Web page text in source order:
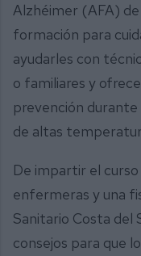
Alzhéimer (AFA)
formación para
ayudarles con
o familiares y
prevención durante
de altas
De impartir el
enfermeras y una
Sanitario Costa del
consejos para que